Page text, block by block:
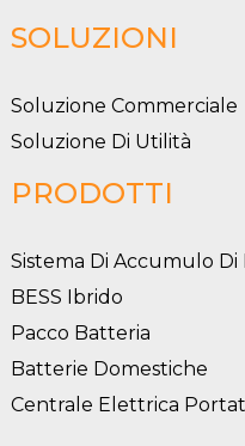
SOLUZIONI
Soluzione Commerciale
Soluzione Di Utilità
PRODOTTI
Sistema Di Accumulo Di
BESS Ibrido
Pacco Batteria
Batterie Domestiche
Centrale Elettrica